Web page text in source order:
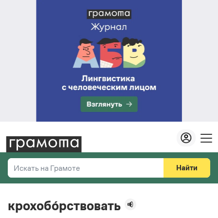
Искать на Грамоте
Справочная служба
Найти
крохобо́рствовать